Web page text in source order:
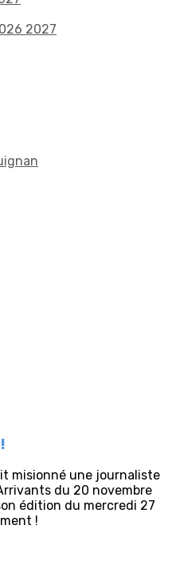
2027
misionné une journaliste
du 20 novembre
édition du mercredi 27
!